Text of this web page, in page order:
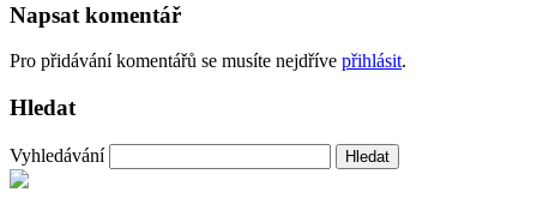
Napsat komentář
Pro přidávání komentářů se musíte nejdříve přihlásit.
Hledat
Vyhledávání